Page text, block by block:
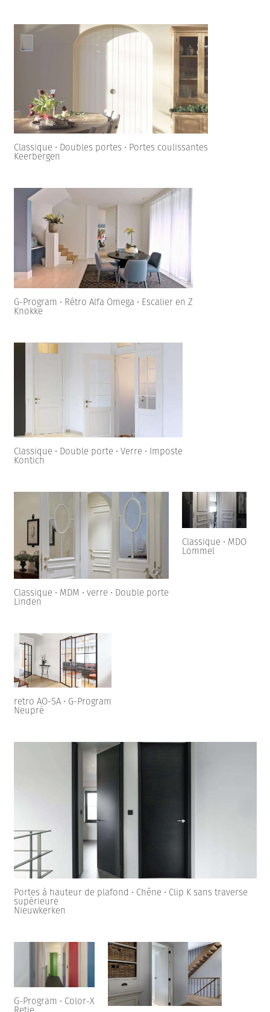
Classique • Doubles portes • Portes coulissantes
Keerbergen
G-Program • Rétro Alfa Omega • Escalier en Z
Knokke
Classique • Double porte • Verre • Imposte
Kontich
Classique • MDM • verre • Double porte
Linden
Classique • MDO
Lommel
retro AO-SA • G-Program
Neupré
Portes à hauteur de plafond • Chêne • Clip K sans traverse
supérieure
Nieuwkerken
G-Program • Color-X